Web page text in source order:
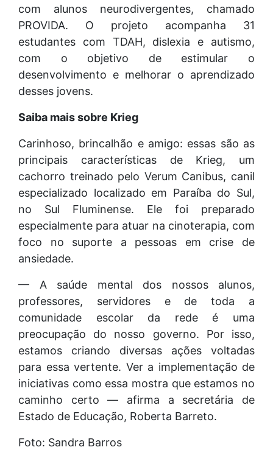
com alunos neurodivergentes, chamado
PROVIDA. O projeto acompanha 31
estudantes com TDAH, dislexia e autismo,
com o objetivo de estimular o
desenvolvimento e melhorar o aprendizado
desses jovens.
Saiba mais sobre Krieg
Carinhoso, brincalhão e amigo: essas são as
principais características de Krieg, um
cachorro treinado pelo Verum Canibus, canil
especializado localizado em Paraíba do Sul,
no Sul Fluminense. Ele foi preparado
especialmente para atuar na cinoterapia, com
foco no suporte a pessoas em crise de
ansiedade.
— A saúde mental dos nossos alunos,
professores, servidores e de toda a
comunidade escolar da rede é uma
preocupação do nosso governo. Por isso,
estamos criando diversas ações voltadas
para essa vertente. Ver a implementação de
iniciativas como essa mostra que estamos no
caminho certo — afirma a secretária de
Estado de Educação, Roberta Barreto.
Foto: Sandra Barros